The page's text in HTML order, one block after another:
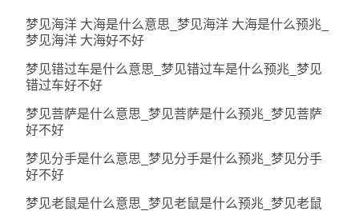
梦见海洋 大海是什么意思_梦见海洋 大海是什么预兆_
梦见海洋 大海好不好
梦见错过车是什么意思_梦见错过车是什么预兆_梦见
错过车好不好
梦见菩萨是什么意思_梦见菩萨是什么预兆_梦见菩萨
好不好
梦见分手是什么意思_梦见分手是什么预兆_梦见分手
好不好
梦见老鼠是什么意思_梦见老鼠是什么预兆_梦见老鼠